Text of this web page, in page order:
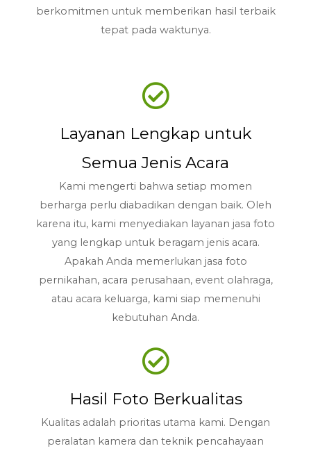
berkomitmen untuk memberikan hasil terbaik
tepat pada waktunya.
Layanan Lengkap untuk
Semua Jenis Acara
Kami mengerti bahwa setiap momen
berharga perlu diabadikan dengan baik. Oleh
karena itu, kami menyediakan layanan jasa foto
yang lengkap untuk beragam jenis acara.
Apakah Anda memerlukan jasa foto
pernikahan, acara perusahaan, event olahraga,
atau acara keluarga, kami siap memenuhi
kebutuhan Anda.
Hasil Foto Berkualitas
Kualitas adalah prioritas utama kami. Dengan
peralatan kamera dan teknik pencahayaan